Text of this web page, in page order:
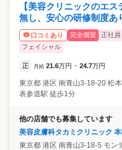
【美容クリニックのエ
無し、安心の研修制度あ
口コミあり 完全個室 正社員
フェイシャル
正 月給 21.6万円 ~ 24.7万円
東京都 港区 南青山3-18-20 松
表参道駅 徒歩1分
他の店舗でも募集しています
美容皮膚科タカミクリニック
東京都 港区 南青山3-18-5 モン